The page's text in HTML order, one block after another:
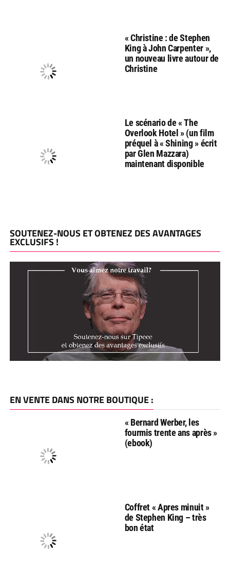
« Christine : de Stephen
King à John Carpenter »,
un nouveau livre autour de
Christine
Le scénario de « The
Overlook Hotel » (un film
préquel à « Shining » écrit
par Glen Mazzara)
maintenant disponible
SOUTENEZ-NOUS ET OBTENEZ DES AVANTAGES
EXCLUSIFS !
EN VENTE DANS NOTRE BOUTIQUE :
« Bernard Werber, les
fourmis trente ans après »
(ebook)
Coffret « Apres minuit »
de Stephen King – très
bon état